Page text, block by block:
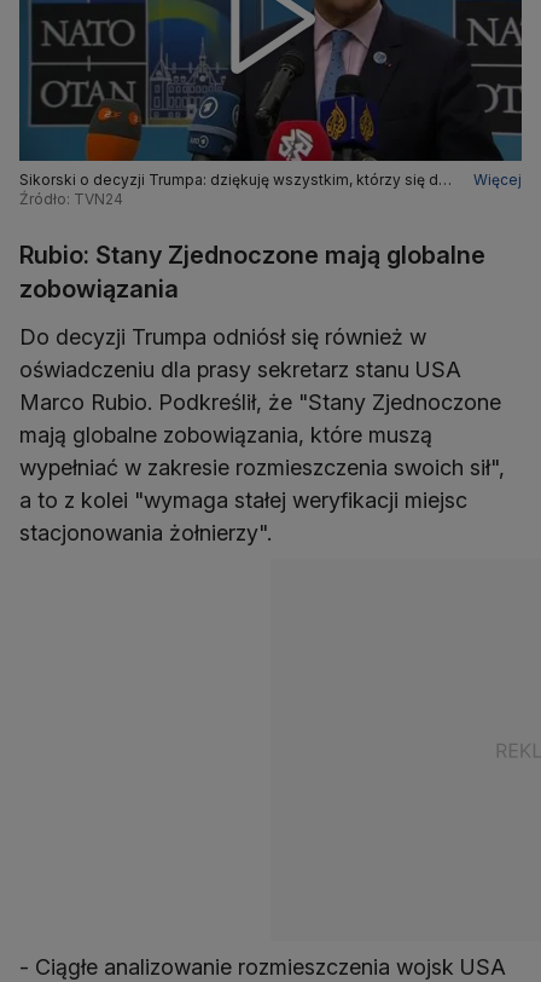
Sikorski o decyzji Trumpa: dziękuję wszystkim, którzy się do
niej przyczynili
Więcej
Źródło: TVN24
Rubio: Stany Zjednoczone mają globalne
zobowiązania
Do decyzji Trumpa odniósł się również w
oświadczeniu dla prasy sekretarz stanu USA
Marco Rubio. Podkreślił, że "Stany Zjednoczone
mają globalne zobowiązania, które muszą
wypełniać w zakresie rozmieszczenia swoich sił",
a to z kolei "wymaga stałej weryfikacji miejsc
stacjonowania żołnierzy".
- Ciągłe analizowanie rozmieszczenia wojsk USA